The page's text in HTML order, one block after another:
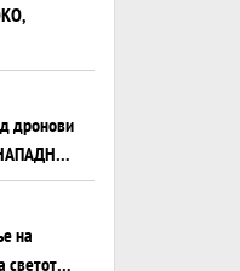
дронови
на
светот: